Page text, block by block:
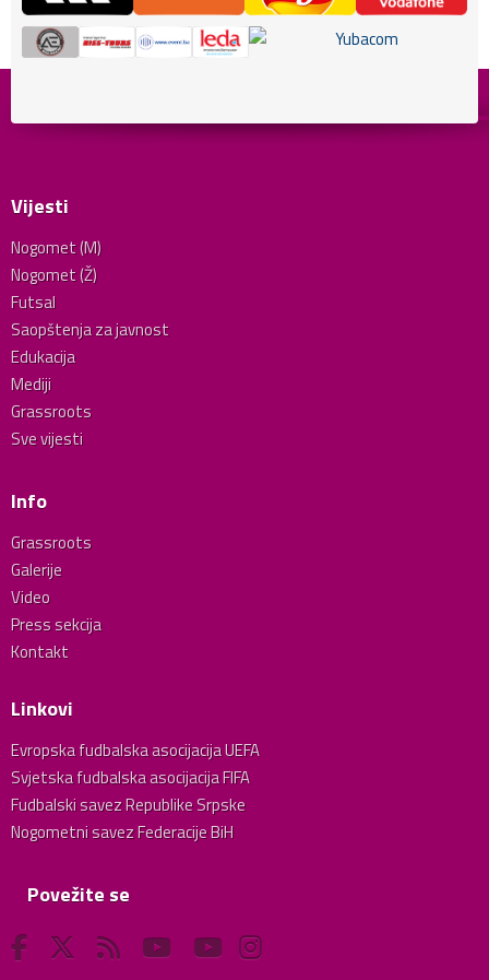
Vijesti
Nogomet (M)
Nogomet (Ž)
Futsal
Saopštenja za javnost
Edukacija
Mediji
Grassroots
Sve vijesti
Info
Grassroots
Galerije
Video
Press sekcija
Kontakt
Linkovi
Evropska fudbalska asocijacija UEFA
Svjetska fudbalska asocijacija FIFA
Fudbalski savez Republike Srpske
Nogometni savez Federacije BiH
Povežite se